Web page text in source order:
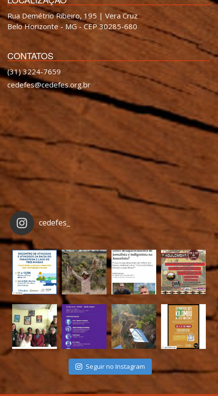
Rua Demétrio Ribeiro, 195 | Vera Cruz
Belo Horizonte - MG - CEP 30285-680
CONTATOS
(31) 3224-7659
cedefes@cedefes.org.br
cedefes_
Seguir no Instagram